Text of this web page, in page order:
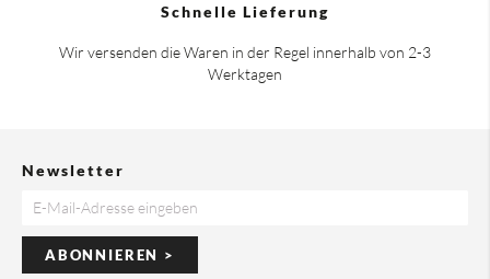
Schnelle Lieferung
Wir versenden die Waren in der Regel innerhalb von 2-3
Werktagen
Newsletter
ABONNIEREN >